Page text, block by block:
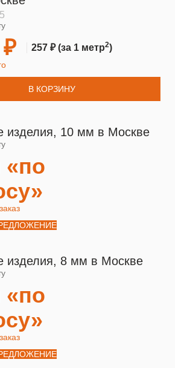
257 ₽(за 1 метр2)
В КОРЗИНУ
изделия, 10 мм в Москве
изделия, 8 мм в Москве